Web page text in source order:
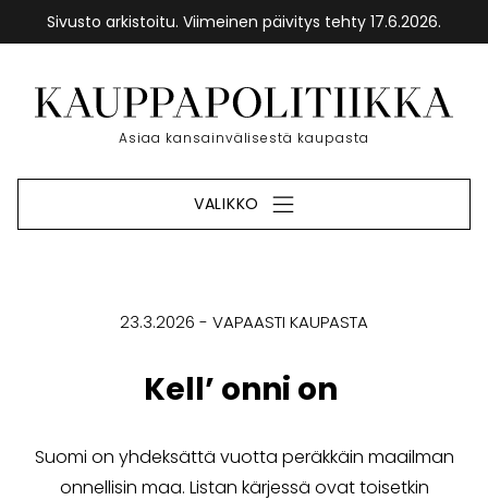
Sivusto arkistoitu. Viimeinen päivitys tehty 17.6.2026.
sisältöön
Etusivu
Asiaa kansainvälisestä kaupasta
VALIKKO
23.3.2026 VAPAASTI KAUPASTA
Kell’ onni on
Suomi on yhdeksättä vuotta peräkkäin maailman
onnellisin maa. Listan kärjessä ovat toisetkin